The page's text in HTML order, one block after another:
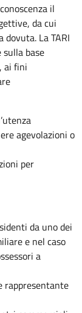
il
da cui
dovuta. La TARI
base
ai fini
agevolazioni o
per
da uno dei
e nel caso
a
rappresentante